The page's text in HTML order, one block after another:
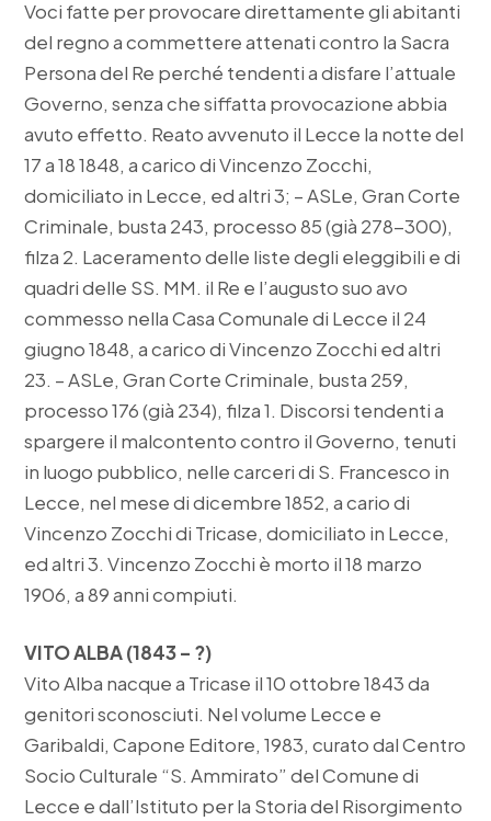
Voci fatte per provocare direttamente gli abitanti
del regno a commettere attenati contro la Sacra
Persona del Re perché tendenti a disfare l’attuale
Governo, senza che siffatta provocazione abbia
avuto effetto. Reato avvenuto il Lecce la notte del
17 a 18 1848, a carico di Vincenzo Zocchi,
domiciliato in Lecce, ed altri 3; – ASLe, Gran Corte
Criminale, busta 243, processo 85 (già 278-300),
filza 2. Laceramento delle liste degli eleggibili e di
quadri delle SS. MM. il Re e l’augusto suo avo
commesso nella Casa Comunale di Lecce il 24
giugno 1848, a carico di Vincenzo Zocchi ed altri
23. – ASLe, Gran Corte Criminale, busta 259,
processo 176 (già 234), filza 1. Discorsi tendenti a
spargere il malcontento contro il Governo, tenuti
in luogo pubblico, nelle carceri di S. Francesco in
Lecce, nel mese di dicembre 1852, a cario di
Vincenzo Zocchi di Tricase, domiciliato in Lecce,
ed altri 3. Vincenzo Zocchi è morto il 18 marzo
1906, a 89 anni compiuti.
VITO ALBA (1843 – ?)
Vito Alba nacque a Tricase il 10 ottobre 1843 da
genitori sconosciuti. Nel volume Lecce e
Garibaldi, Capone Editore, 1983, curato dal Centro
Socio Culturale “S. Ammirato” del Comune di
Lecce e dall’Istituto per la Storia del Risorgimento